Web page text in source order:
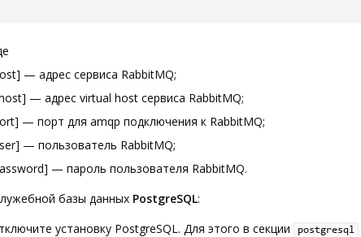
— адрес сервиса RabbitMQ;
— адрес virtual host сервиса RabbitMQ;
— порт для amqp подключения к RabbitMQ;
— пользователь RabbitMQ;
— пароль пользователя RabbitMQ.
базы данных PostgreSQL:
установку PostgreSQL. Для этого в секции
postgresql